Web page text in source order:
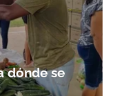
dónde se